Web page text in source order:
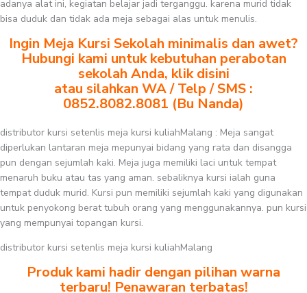
adanya alat ini, kegiatan belajar jadi terganggu. karena murid tidak
bisa duduk dan tidak ada meja sebagai alas untuk menulis.
Ingin Meja Kursi Sekolah minimalis dan awet?
Hubungi kami untuk kebutuhan perabotan
sekolah Anda, klik disini
atau silahkan WA / Telp / SMS :
0852.8082.8081 (Bu Nanda)
distributor kursi setenlis meja kursi kuliahMalang : Meja sangat
diperlukan lantaran meja mepunyai bidang yang rata dan disangga
pun dengan sejumlah kaki. Meja juga memiliki laci untuk tempat
menaruh buku atau tas yang aman. sebaliknya kursi ialah guna
tempat duduk murid. Kursi pun memiliki sejumlah kaki yang digunakan
untuk penyokong berat tubuh orang yang menggunakannya. pun kursi
yang mempunyai topangan kursi.
distributor kursi setenlis meja kursi kuliahMalang
Produk kami hadir dengan pilihan warna
terbaru! Penawaran terbatas!